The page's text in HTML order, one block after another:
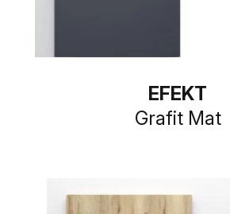
EFEKT
Grafit Mat